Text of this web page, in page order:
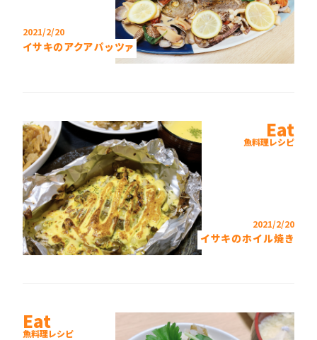
2021/2/20
イサキのアクアパッツァ
2021/2/20
イサキのホイル焼き
Eat
魚料理レシピ
Eat
魚料理レシピ